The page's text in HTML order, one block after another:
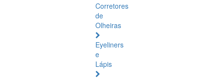
Corretores
de
Olheiras
Eyeliners
e
Lápis